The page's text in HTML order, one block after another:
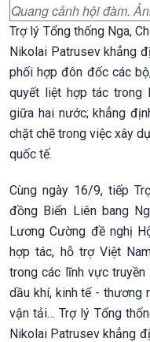
Quang cảnh hội đàm.
Trợ lý Tổng thống Nga,
Nikolai Patrusev khẳng
phối hợp đôn đốc các
quyết liệt hợp tác trong
giữa hai nước; khẳng
chặt chẽ trong việc xây
quốc tế.
Cùng ngày 16/9, tiếp
đồng Biển Liên bang
Lương Cường đề nghị
hợp tác, hỗ trợ Việt
trong các lĩnh vực
dầu khí, kinh tế - thương
vận tải… Trợ lý Tổng
Nikolai Patrusev khẳng